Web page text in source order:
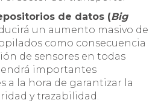
de datos (Big
un aumento masivo de
como consecuencia
de sensores en todas
importantes
a la hora de garantizar la
y trazabilidad.